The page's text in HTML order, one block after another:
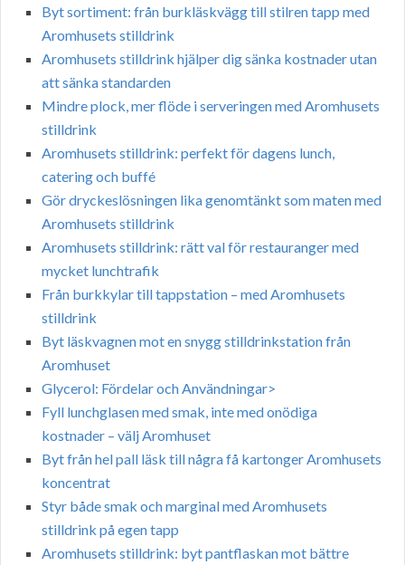
Byt sortiment: från burkläskvägg till stilren tapp med
Aromhusets stilldrink
Aromhusets stilldrink hjälper dig sänka kostnader utan
att sänka standarden
Mindre plock, mer flöde i serveringen med Aromhusets
stilldrink
Aromhusets stilldrink: perfekt för dagens lunch,
catering och buffé
Gör dryckeslösningen lika genomtänkt som maten med
Aromhusets stilldrink
Aromhusets stilldrink: rätt val för restauranger med
mycket lunchtrafik
Från burkkylar till tappstation – med Aromhusets
stilldrink
Byt läskvagnen mot en snygg stilldrinkstation från
Aromhuset
Glycerol: Fördelar och Användningar>
Fyll lunchglasen med smak, inte med onödiga
kostnader – välj Aromhuset
Byt från hel pall läsk till några få kartonger Aromhusets
koncentrat
Styr både smak och marginal med Aromhusets
stilldrink på egen tapp
Aromhusets stilldrink: byt pantflaskan mot bättre